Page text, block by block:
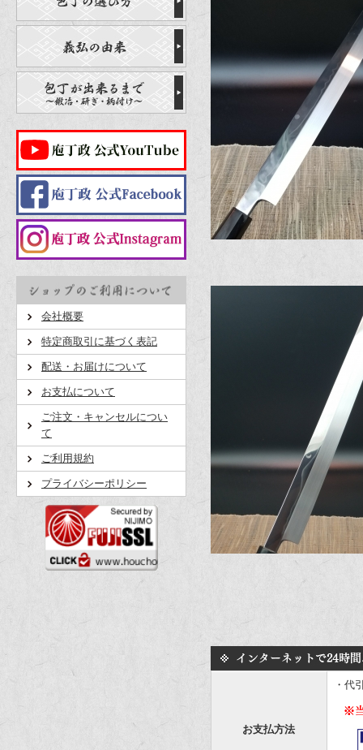
会社概要
特定商取引に基づく表記
配送・お届けについて
お支払について
ご注文・キャンセルについ
て
ご利用規約
プライバシーポリシー
お支払方法
・代